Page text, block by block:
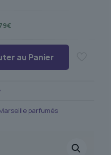
au Panier
parfumés